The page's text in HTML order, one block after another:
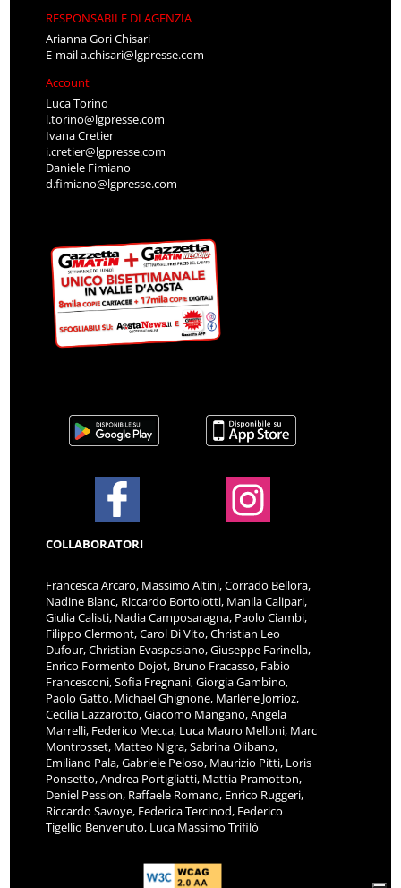
RESPONSABILE DI AGENZIA
Arianna Gori Chisari
E-maila.chisari@lgpresse.com
Account
Luca Torino
l.torino@lgpresse.com
Ivana Cretier
i.cretier@lgpresse.com
Daniele Fimiano
d.fimiano@lgpresse.com
COLLABORATORI
Francesca Arcaro, Massimo Altini, Corrado Bellora,
Nadine Blanc, Riccardo Bortolotti, Manila Calipari,
Giulia Calisti, Nadia Camposaragna, Paolo Ciambi,
Filippo Clermont, Carol Di Vito, Christian Leo
Dufour, Christian Evaspasiano, Giuseppe Farinella,
Enrico Formento Dojot, Bruno Fracasso, Fabio
Francesconi, Sofia Fregnani, Giorgia Gambino,
Paolo Gatto, Michael Ghignone, Marlène Jorrioz,
Cecilia Lazzarotto, Giacomo Mangano, Angela
Marrelli, Federico Mecca, Luca Mauro Melloni, Marc
Montrosset, Matteo Nigra, Sabrina Olibano,
Emiliano Pala, Gabriele Peloso, Maurizio Pitti, Loris
Ponsetto, Andrea Portigliatti, Mattia Pramotton,
Deniel Pession, Raffaele Romano, Enrico Ruggeri,
Riccardo Savoye, Federica Tercinod, Federico
Tigellio Benvenuto, Luca Massimo Trifilò